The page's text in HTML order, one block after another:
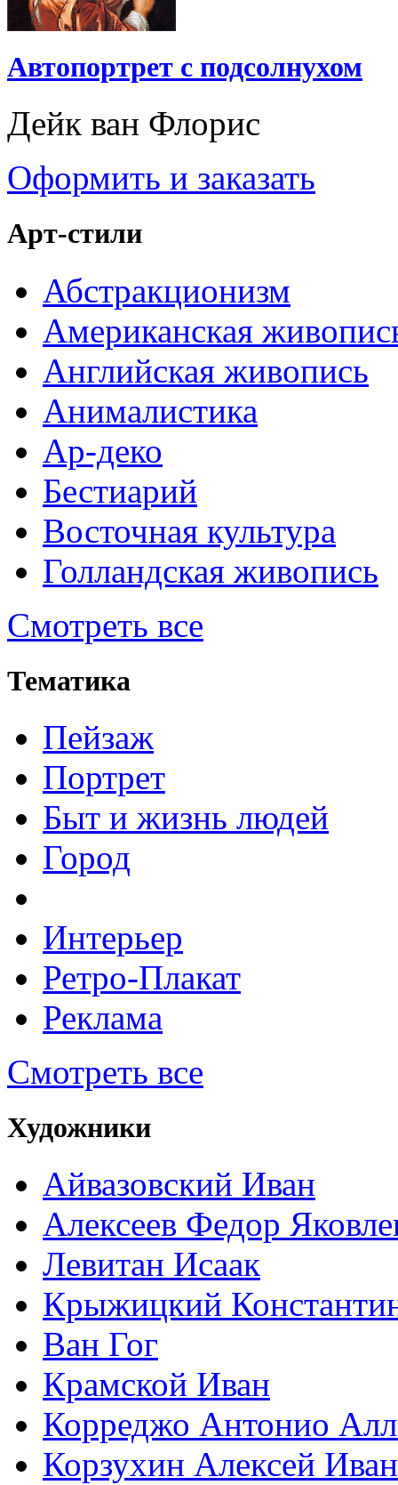
Автопортрет с подсолнухом
Дейк ван Флорис
Оформить и заказать
Арт-стили
Абстракционизм
Американская
Английская живопись
Анималистика
Ар-деко
Бестиарий
Восточная культура
Голландская живопись
Смотреть все
Тематика
Пейзаж
Портрет
Быт и жизнь людей
Город
Интерьер
Ретро-Плакат
Реклама
Смотреть все
Художники
Айвазовский Иван
Алексеев Федор
Левитан Исаак
Крыжицкий
Ван Гог
Крамской Иван
Корреджо Антонио
Корзухин Алексей